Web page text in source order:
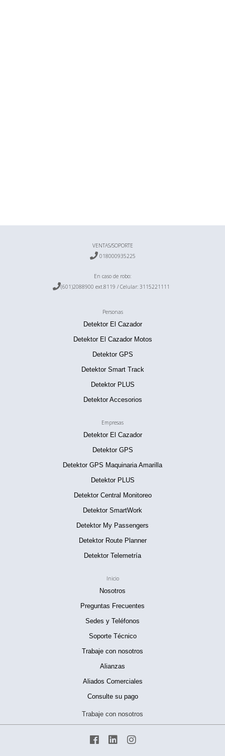
TARJETAS DE CREDITO
CHEQUES POSFECHADOS
VENTAS/SOPORTE
 018000935225
En caso de robo:
(601)2088900 ext.8119 / Celular: 3115221111
Personas
Detektor El Cazador
Detektor El Cazador Motos
Detektor GPS
Detektor Smart Track
Detektor PLUS
Detektor Accesorios
Empresas
Detektor El Cazador
Detektor GPS
Detektor GPS Maquinaria Amarilla
Detektor PLUS
Detektor Central Monitoreo
Detektor SmartWork
Detektor My Passengers
Detektor Route Planner
Detektor Telemetría
Inicio
Nosotros
Preguntas Frecuentes
Sedes y Teléfonos
Soporte Técnico
Trabaje con nosotros
Alianzas
Aliados Comerciales
Consulte su pago
Trabaje con nosotros
  